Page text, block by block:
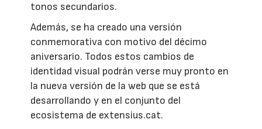
tonos secundarios.
Además, se ha creado una versión
conmemorativa con motivo del décimo
aniversario. Todos estos cambios de
identidad visual podrán verse muy pronto en
la nueva versión de la web que se está
desarrollando y en el conjunto del
ecosistema de extensius.cat.